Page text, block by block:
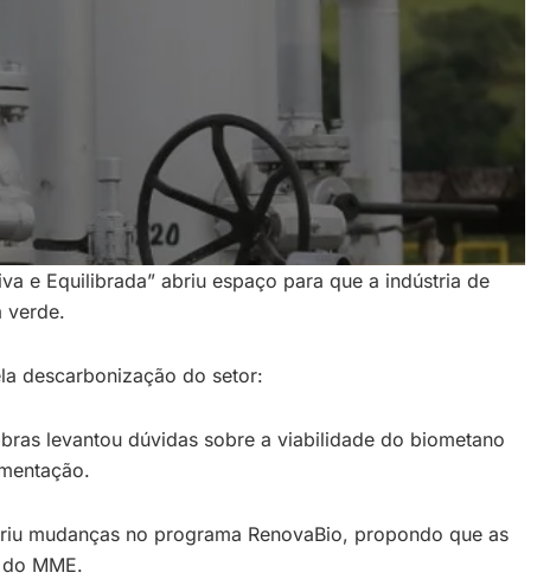
e Equilibrada” abriu espaço para que a indústria de
verde.
descarbonização do setor:
levantou dúvidas sobre a viabilidade do biometano
mudanças no programa RenovaBio, propondo que as
MME.